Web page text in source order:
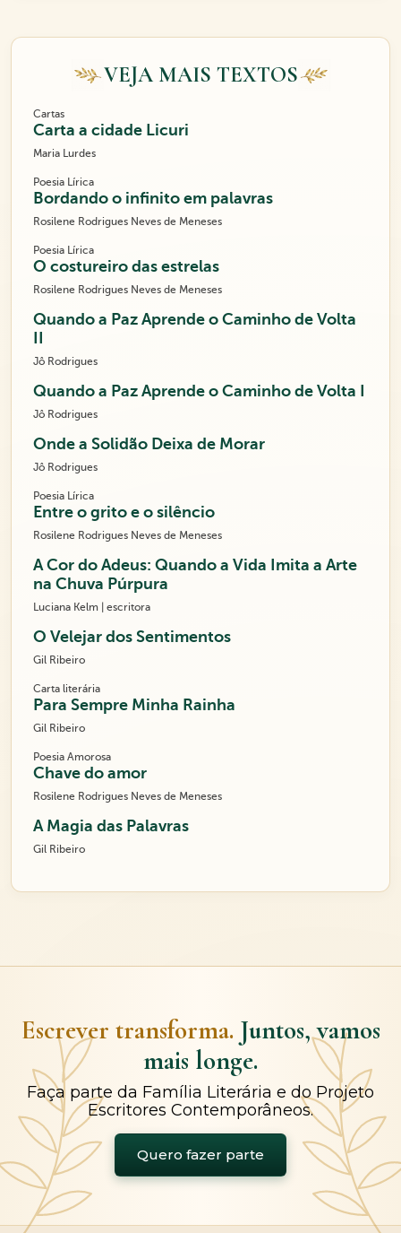
VEJA MAIS TEXTOS
Cartas
Carta a cidade Licuri
Maria Lurdes
Poesia Lírica
Bordando o infinito em palavras
Rosilene Rodrigues Neves de Meneses
Poesia Lírica
O costureiro das estrelas
Rosilene Rodrigues Neves de Meneses
Quando a Paz Aprende o Caminho de Volta
Jô Rodrigues
Quando a Paz Aprende o Caminho de Volta I
Jô Rodrigues
Onde a Solidão Deixa de Morar
Jô Rodrigues
Poesia Lírica
Entre o grito e o silêncio
Rosilene Rodrigues Neves de Meneses
A Cor do Adeus: Quando a Vida Imita a Arte
na Chuva Púrpura
Luciana Kelm | escritora
O Velejar dos Sentimentos
Gil Ribeiro
Carta literária
Para Sempre Minha Rainha
Gil Ribeiro
Poesia Amorosa
Chave do amor
Rosilene Rodrigues Neves de Meneses
A Magia das Palavras
Gil Ribeiro
Escrever transforma. Juntos, vamos
mais longe.
Faça parte da Família Literária e do Projeto
Escritores Contemporâneos.
Quero fazer parte